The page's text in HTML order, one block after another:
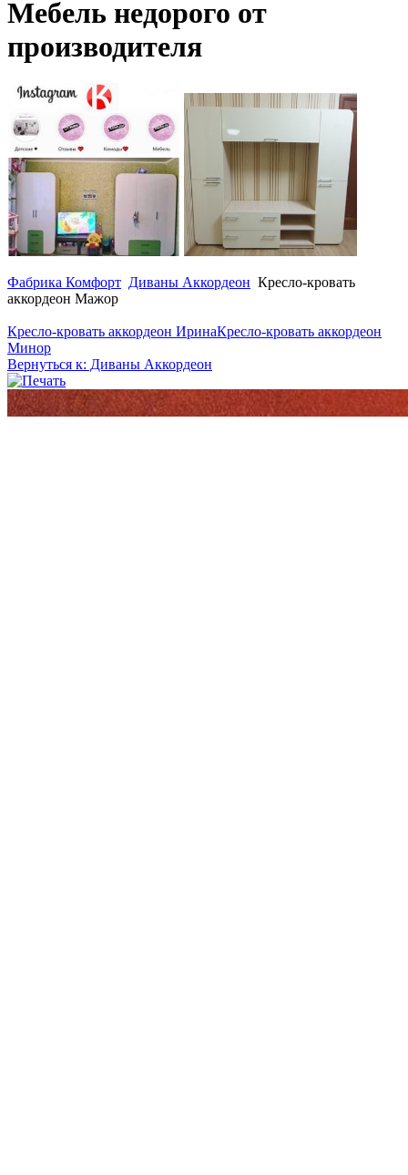
Мебель недорого от
производителя
Фабрика Комфорт Диваны Аккордеон Кресло-кровать
аккордеон Мажор
Кресло-кровать аккордеон ИринаКресло-кровать аккордеон
Минор
Вернуться к: Диваны Аккордеон